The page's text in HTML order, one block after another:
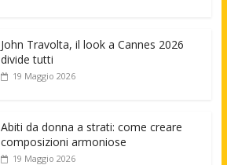
John Travolta, il look a Cannes 2026
divide tutti
19 Maggio 2026
Abiti da donna a strati: come creare
composizioni armoniose
19 Maggio 2026